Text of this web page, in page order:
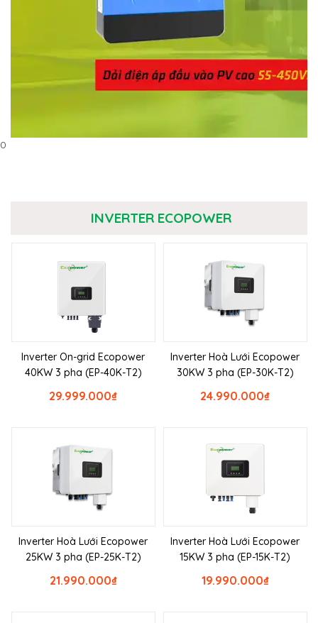
0
INVERTER ECOPOWER
Inverter On-grid Ecopower
40KW 3 pha (EP-40K-T2)
₫
29.999.000
Inverter Hoà Lưới Ecopower
30KW 3 pha (EP-30K-T2)
₫
24.990.000
Inverter Hoà Lưới Ecopower
25KW 3 pha (EP-25K-T2)
₫
21.990.000
Inverter Hoà Lưới Ecopower
15KW 3 pha (EP-15K-T2)
₫
19.990.000